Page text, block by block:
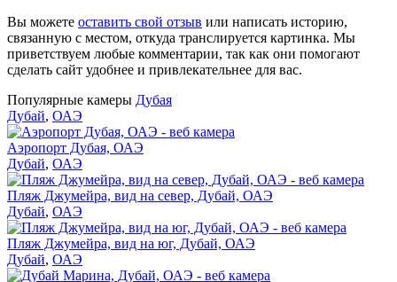
Вы можете оставить свой отзыв или написать историю,
связанную с местом, откуда транслируется картинка. Мы
приветствуем любые комментарии, так как они помогают
сделать сайт удобнее и привлекательнее для вас.
Популярные камеры Дубая
Дубай, ОАЭ
Аэропорт Дубая, ОАЭ
Дубай, ОАЭ
Пляж Джумейра, вид на север, Дубай, ОАЭ
Дубай, ОАЭ
Пляж Джумейра, вид на юг, Дубай, ОАЭ
Дубай, ОАЭ